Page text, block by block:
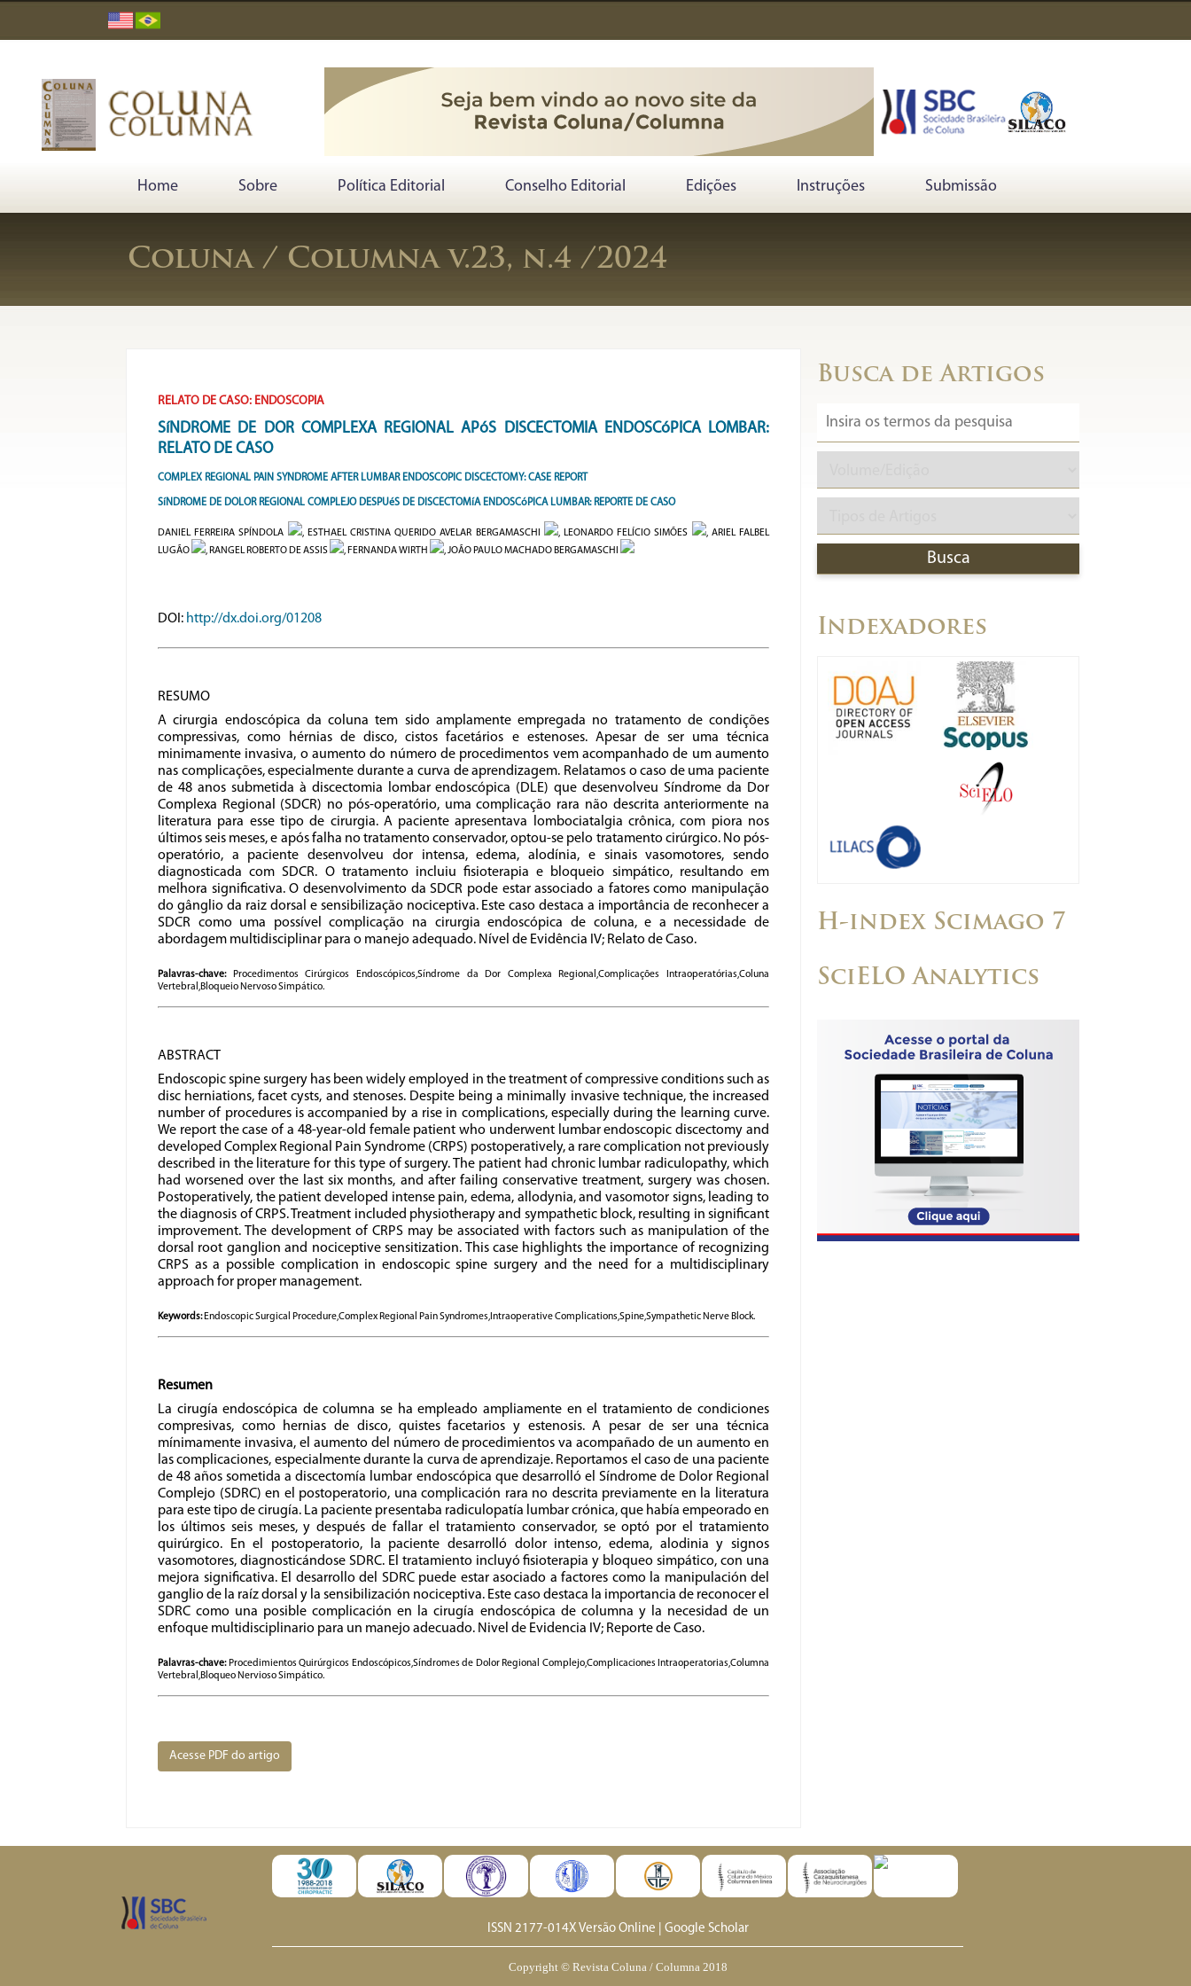
Home Sobre Política Editorial Conselho Editorial Edições Instruções Submissão
Coluna / Columna v.23, n.4 /2024
RELATO DE CASO: ENDOSCOPIA
SíNDROME DE DOR COMPLEXA REGIONAL APóS DISCECTOMIA ENDOSCóPICA LOMBAR:
RELATO DE CASO
COMPLEX REGIONAL PAIN SYNDROME AFTER LUMBAR ENDOSCOPIC DISCECTOMY: CASE REPORT
SíNDROME DE DOLOR REGIONAL COMPLEJO DESPUéS DE DISCECTOMíA ENDOSCóPICA LUMBAR: REPORTE DE CASO
DANIEL FERREIRA SPÍNDOLA , ESTHAEL CRISTINA QUERIDO AVELAR BERGAMASCHI , LEONARDO FELÍCIO SIMÕES
, ARIEL FALBEL
LUGÃO
, RANGEL ROBERTO DE ASSIS , FERNANDA WIRTH , JOÃO PAULO MACHADO BERGAMASCHI
DOI: http://dx.doi.org/01208
RESUMO
A cirurgia endoscópica da coluna tem sido amplamente empregada no tratamento de condições
compressivas, como hérnias de disco, cistos facetários e estenoses. Apesar de ser uma técnica
minimamente invasiva, o aumento do número de procedimentos vem acompanhado de um aumento
nas complicações, especialmente durante a curva de aprendizagem. Relatamos o caso de uma paciente
de 48 anos submetida à discectomia lombar endoscópica (DLE) que desenvolveu Síndrome da Dor
Complexa Regional (SDCR) no pós-operatório, uma complicação rara não descrita anteriormente na
literatura para esse tipo de cirurgia. A paciente apresentava lombociatalgia crônica, com piora nos
últimos seis meses, e após falha no tratamento conservador, optou-se pelo tratamento cirúrgico. No pós-
operatório, a paciente desenvolveu dor intensa, edema, alodínia, e sinais vasomotores, sendo
diagnosticada com SDCR. O tratamento incluiu fisioterapia e bloqueio simpático, resultando em
melhora significativa. O desenvolvimento da SDCR pode estar associado a fatores como manipulação
do gânglio da raiz dorsal e sensibilização nociceptiva. Este caso destaca a importância de reconhecer a
SDCR como uma possível complicação na cirurgia endoscópica de coluna, e a necessidade de
abordagem multidisciplinar para o manejo adequado. Nível de Evidência IV; Relato de Caso.
Palavras-chave:Procedimentos Cirúrgicos Endoscópicos,Síndrome da Dor Complexa Regional,Complicações Intraoperatórias,Coluna
Vertebral,Bloqueio Nervoso Simpático.
ABSTRACT
Endoscopic spine surgery has been widely employed in the treatment of compressive conditions such as
disc herniations, facet cysts, and stenoses. Despite being a minimally invasive technique, the increased
number of procedures is accompanied by a rise in complications, especially during the learning curve.
We report the case of a 48-year-old female patient who underwent lumbar endoscopic discectomy and
developed Complex Regional Pain Syndrome (CRPS) postoperatively, a rare complication not previously
described in the literature for this type of surgery. The patient had chronic lumbar radiculopathy, which
had worsened over the last six months, and after failing conservative treatment, surgery was chosen.
Postoperatively, the patient developed intense pain, edema, allodynia, and vasomotor signs, leading to
the diagnosis of CRPS. Treatment included physiotherapy and sympathetic block, resulting in significant
improvement. The development of CRPS may be associated with factors such as manipulation of the
dorsal root ganglion and nociceptive sensitization. This case highlights the importance of recognizing
CRPS as a possible complication in endoscopic spine surgery and the need for a multidisciplinary
approach for proper management.
Keywords:Endoscopic Surgical Procedure,Complex Regional Pain Syndromes,Intraoperative Complications,Spine,Sympathetic Nerve Block.
Resumen
La cirugía endoscópica de columna se ha empleado ampliamente en el tratamiento de condiciones
compresivas, como hernias de disco, quistes facetarios y estenosis. A pesar de ser una técnica
mínimamente invasiva, el aumento del número de procedimientos va acompañado de un aumento en
las complicaciones, especialmente durante la curva de aprendizaje. Reportamos el caso de una paciente
de 48 años sometida a discectomía lumbar endoscópica que desarrolló el Síndrome de Dolor Regional
Complejo (SDRC) en el postoperatorio, una complicación rara no descrita previamente en la literatura
para este tipo de cirugía. La paciente presentaba radiculopatía lumbar crónica, que había empeorado en
los últimos seis meses, y después de fallar el tratamiento conservador, se optó por el tratamiento
quirúrgico. En el postoperatorio, la paciente desarrolló dolor intenso, edema, alodinia y signos
vasomotores, diagnosticándose SDRC. El tratamiento incluyó fisioterapia y bloqueo simpático, con una
mejora significativa. El desarrollo del SDRC puede estar asociado a factores como la manipulación del
ganglio de la raíz dorsal y la sensibilización nociceptiva. Este caso destaca la importancia de reconocer el
SDRC como una posible complicación en la cirugía endoscópica de columna y la necesidad de un
enfoque multidisciplinario para un manejo adecuado. Nivel de Evidencia IV; Reporte de Caso.
Palavras-chave:Procedimientos Quirúrgicos Endoscópicos,Síndromes de Dolor Regional Complejo,Complicaciones Intraoperatorias,Columna
Vertebral,Bloqueo Nervioso Simpático.
Acesse PDF do artigo
Busca de Artigos
Indexadores
H-index Scimago 7
SciELO Analytics
ISSN 2177-014X Versão Online Google Scholar
Copyright © Revista Coluna / Columna 2018